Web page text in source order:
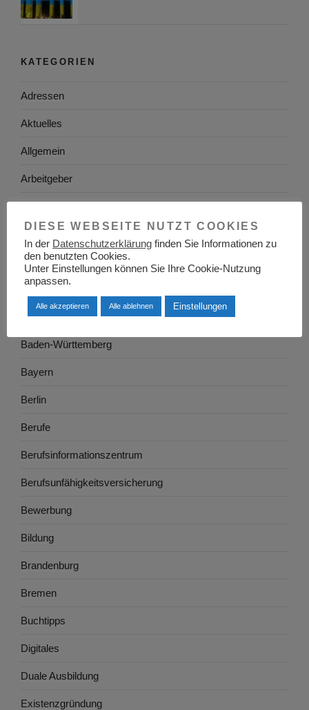
KATEGORIEN
Adressen
Aktuelles
Allgemein
Arbeitgeber
Arbeitsrecht
Arbeitswelt
Arbeitszeugnis
Ausbildung
Baden-Württemberg
Bayern
Berlin
Berufe
Berufsinformationszentrum
Berufsunfähigkeitsversicherung
Bewerbung
Bildung
Brandenburg
Bremen
Buchtipps
Digitales
Duale Ausbildung
Existenzgründung
DIESE WEBSEITE NUTZT COOKIES
In der Datenschutzerklärung finden Sie Informationen zu
den benutzten Cookies.
Unter Einstellungen können Sie Ihre Cookie-Nutzung
anpassen.
Alle akzeptieren Alle ablehnen Einstellungen